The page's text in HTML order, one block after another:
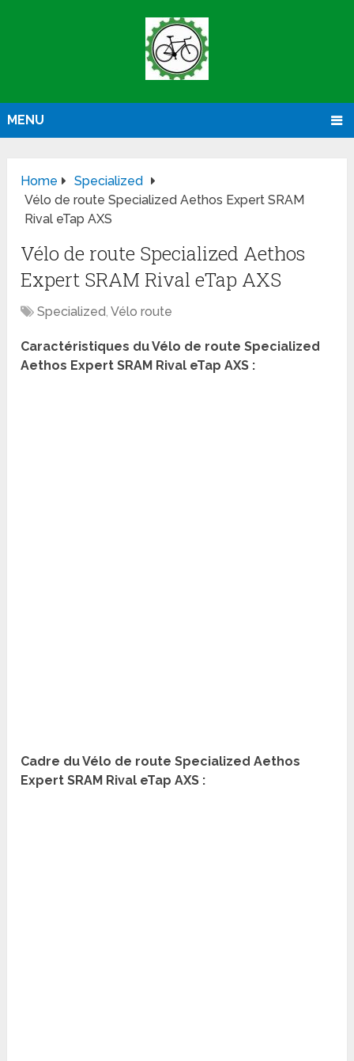
MENU
Home
Specialized
Vélo de route Specialized Aethos Expert SRAM
Rival eTap AXS
Vélo de route Specialized Aethos
Expert SRAM Rival eTap AXS
Specialized,Vélo route
Caractéristiques du Vélo de route Specialized
Aethos Expert SRAM Rival eTap AXS :
Cadre du Vélo de route Specialized Aethos
Expert SRAM Rival eTap AXS :